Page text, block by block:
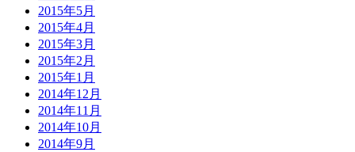
2015年5月
2015年4月
2015年3月
2015年2月
2015年1月
2014年12月
2014年11月
2014年10月
2014年9月